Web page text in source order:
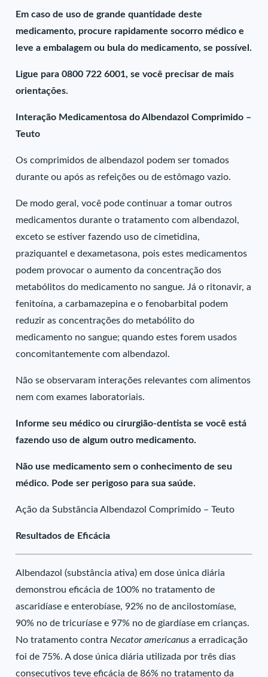
Em caso de uso de grande quantidade deste
medicamento, procure rapidamente socorro médico e
leve a embalagem ou bula do medicamento, se possível.
Ligue para 0800 722 6001, se você precisar de mais
orientações.
Interação Medicamentosa do Albendazol Comprimido –
Teuto
Os comprimidos de albendazol podem ser tomados
durante ou após as refeições ou de estômago vazio.
De modo geral, você pode continuar a tomar outros
medicamentos durante o tratamento com albendazol,
exceto se estiver fazendo uso de cimetidina,
praziquantel e dexametasona, pois estes medicamentos
podem provocar o aumento da concentração dos
metabólitos do medicamento no sangue. Já o ritonavir, a
fenitoína, a carbamazepina e o fenobarbital podem
reduzir as concentrações do metabólito do
medicamento no sangue; quando estes forem usados
concomitantemente com albendazol.
Não se observaram interações relevantes com alimentos
nem com exames laboratoriais.
Informe seu médico ou cirurgião-dentista se você está
fazendo uso de algum outro medicamento.
Não use medicamento sem o conhecimento de seu
médico. Pode ser perigoso para sua saúde.
Ação da Substância Albendazol Comprimido – Teuto
Resultados de Eficácia
Albendazol (substância ativa) em dose única diária
demonstrou eficácia de 100% no tratamento de
ascaridíase e enterobíase, 92% no de ancilostomíase,
90% no de tricuríase e 97% no de giardíase em crianças.
No tratamento contra Necator americanus a erradicação
foi de 75%. A dose única diária utilizada por três dias
consecutivos teve eficácia de 86% no tratamento da